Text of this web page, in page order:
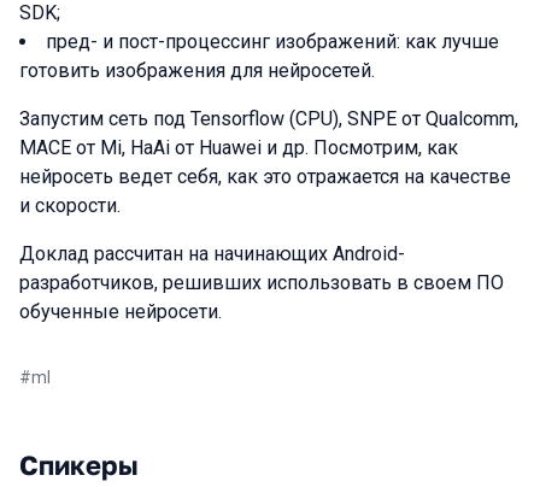
SDK;
пред- и пост-процессинг изображений: как лучше
готовить изображения для нейросетей.
Запустим сеть под Tensorflow (CPU), SNPE от Qualcomm,
MACE от Mi, HaAi от Huawei и др. Посмотрим, как
нейросеть ведет себя, как это отражается на качестве
и скорости.
Доклад рассчитан на начинающих Android-
разработчиков, решивших использовать в своем ПО
обученные нейросети.
#ml
Спикеры